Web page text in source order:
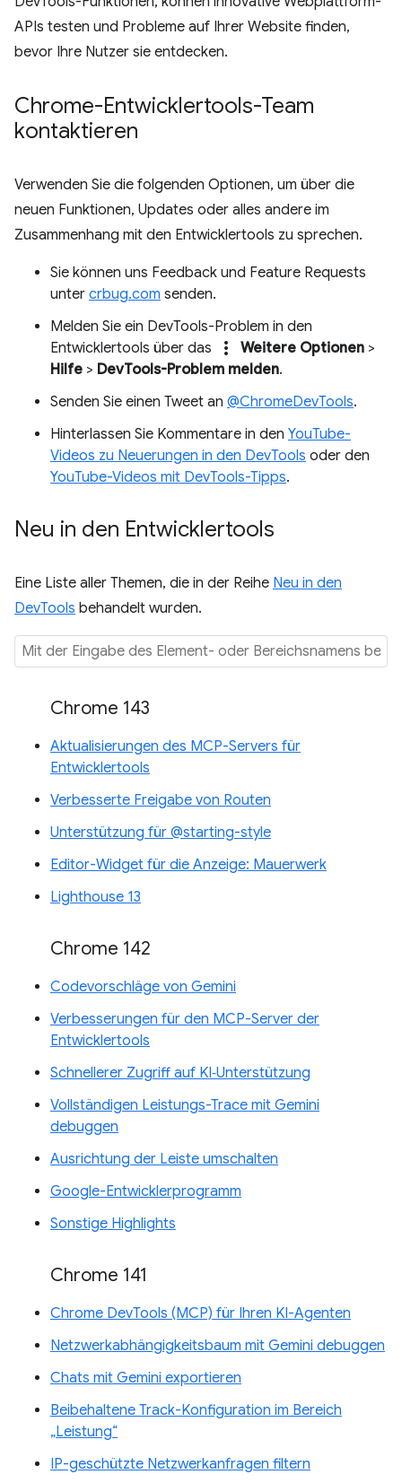
APIs testen und Probleme auf Ihrer Website finden,
bevor Ihre Nutzer sie entdecken.
Chrome-Entwicklertools-Team
kontaktieren
Verwenden Sie die folgenden Optionen, um über die
neuen Funktionen, Updates oder alles andere im
Zusammenhang mit den Entwicklertools zu sprechen.
Sie können uns Feedback und Feature Requests
unter crbug.com senden.
Melden Sie ein DevTools-Problem in den
Entwicklertools über das
more_vert Weitere Optionen >
Hilfe > DevTools-Problem melden.
Senden Sie einen Tweet an @ChromeDevTools.
Hinterlassen Sie Kommentare in den YouTube-
Videos zu Neuerungen in den DevTools oder den
YouTube-Videos mit DevTools-Tipps.
Neu in den Entwicklertools
Eine Liste aller Themen, die in der Reihe Neu in den
DevTools behandelt wurden.
Chrome 143
Aktualisierungen des MCP-Servers für
Entwicklertools
Verbesserte Freigabe von Routen
Unterstützung für @starting-style
Editor-Widget für die Anzeige: Mauerwerk
Lighthouse 13
Chrome 142
Codevorschläge von Gemini
Verbesserungen für den MCP-Server der
Entwicklertools
Schnellerer Zugriff auf KI‑Unterstützung
Vollständigen Leistungs-Trace mit Gemini
debuggen
Ausrichtung der Leiste umschalten
Google-Entwicklerprogramm
Sonstige Highlights
Chrome 141
Chrome DevTools (MCP) für Ihren KI-Agenten
Netzwerkabhängigkeitsbaum mit Gemini debuggen
Chats mit Gemini exportieren
Beibehaltene Track-Konfiguration im Bereich
„Leistung“
IP-geschützte Netzwerkanfragen filtern